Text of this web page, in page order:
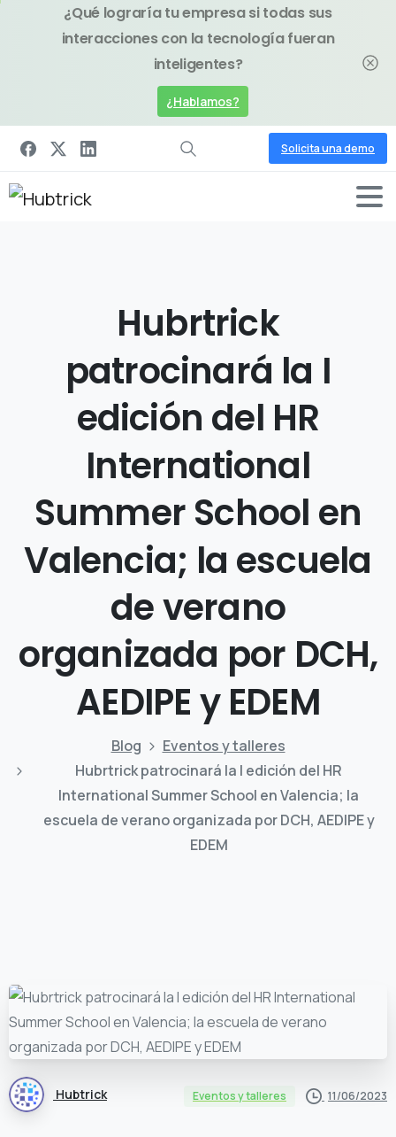
¿Qué lograría tu empresa si todas sus
interacciones con la tecnología fueran
inteligentes?
¿Hablamos?
Solicita una demo
Hubrtrick
patrocinará la I
edición del HR
International
SummerSchool en
Valencia; la escuela
deverano
organizada por DCH,
AEDIPEy EDEM
Blog
Eventos y talleres
Hubrtrick patrocinará la I edición del HR
International Summer School en Valencia; la
escuela de verano organizada por DCH, AEDIPE y
EDEM
Hubtrick Eventos y talleres 11/06/2023